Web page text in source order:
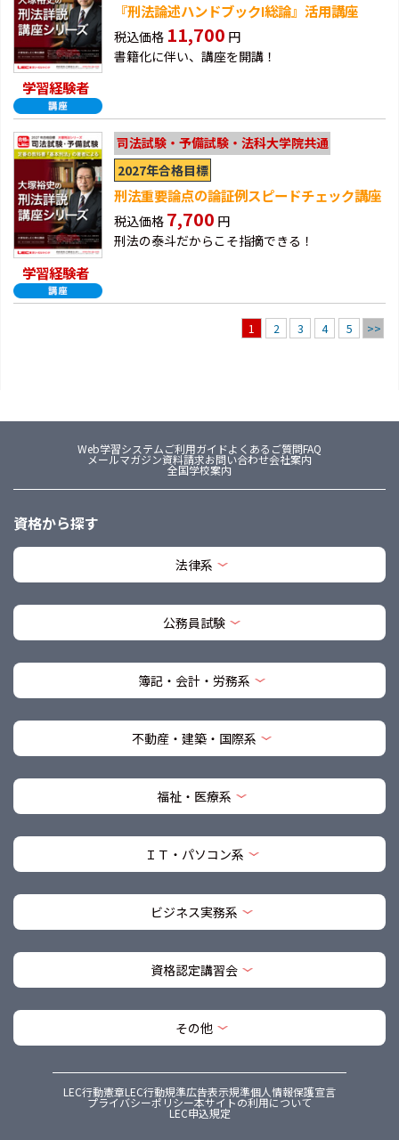
学習経験者
『刑法論述ハンドブックⅠ総論』活用講座
税込価格 11,700 円
書籍化に伴い、講座を開講！
学習経験者
司法試験・予備試験・法科大学院共通
2027年合格目標
刑法重要論点の論証例スピードチェック講座
税込価格 7,700 円
刑法の泰斗だからこそ指摘できる！
1 2 3 4 5 >>
Web学習システムご利用ガイドよくあるご質問FAQ
メールマガジン資料請求お問い合わせ会社案内
全国学校案内
資格から探す
法律系
公務員試験
簿記・会計・労務系
不動産・建築・国際系
福祉・医療系
ＩＴ・パソコン系
ビジネス実務系
資格認定講習会
その他
LEC行動憲章LEC行動規準広告表示規準個人情報保護宣言
プライバシーポリシー本サイトの利用について
LEC申込規定